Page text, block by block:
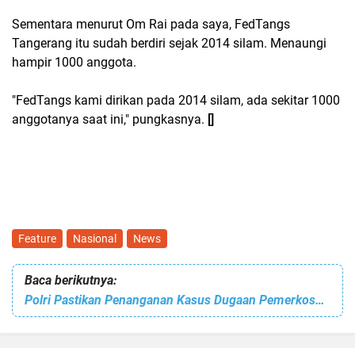
Sementara menurut Om Rai pada saya, FedTangs
Tangerang itu sudah berdiri sejak 2014 silam. Menaungi
hampir 1000 anggota.
"FedTangs kami dirikan pada 2014 silam, ada sekitar 1000
anggotanya saat ini," pungkasnya. []
Feature Nasional News
Baca berikutnya:
Polri Pastikan Penanganan Kasus Dugaan Pemerkosaan di Luwu Timur Sesuai Prosedur